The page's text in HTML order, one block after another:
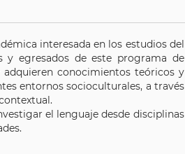
interesada en los estudios del
y egresados de este programa de
conocimientos teóricos y
entornos socioculturales, a través
el lenguaje desde disciplinas